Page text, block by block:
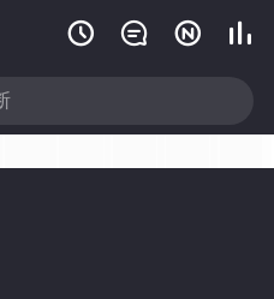
   